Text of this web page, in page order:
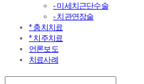
- 미세치근단수술
- 치관연장술
* 충치치료
* 치주치료
언론보도
치료사례